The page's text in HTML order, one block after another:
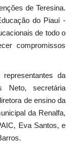
de Teresina.
do Piauí -
de todo o
compromissos
da
Neto, secretária
de ensino da
da Renalfa,
Eva Santos, e